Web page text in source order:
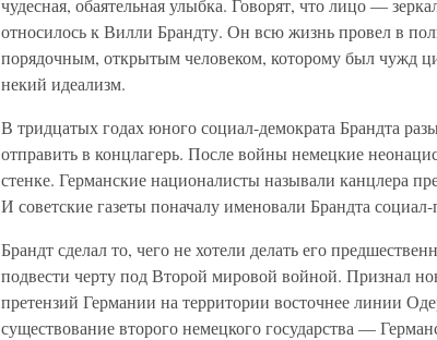
чудесная, обаятельная улыбка. Говорят, что лицо —
относилось к Вилли Брандту. Он всю жизнь провел в
порядочным, открытым человеком, которому был чужд
некий идеализм.
В тридцатых годах юного социал-демократа Брандта
отправить в концлагерь. После войны немецкие
стенке. Германские националисты называли канцлера
И советские газеты поначалу именовали Брандта социал-
Брандт сделал то, чего не хотели делать его
подвести черту под Второй мировой войной. Признал
претензий Германии на территории восточнее линии
существование второго немецкого государства —